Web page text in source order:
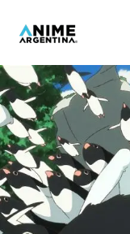
Reseña:
Autopista
Pingüino
(Penguin
Highway)
de
Hiroyasu
Ishida